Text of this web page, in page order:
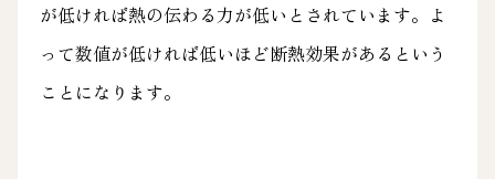
が低ければ熱の伝わる力が低いとされています。よ
って数値が低ければ低いほど断熱効果があるという
ことになります。